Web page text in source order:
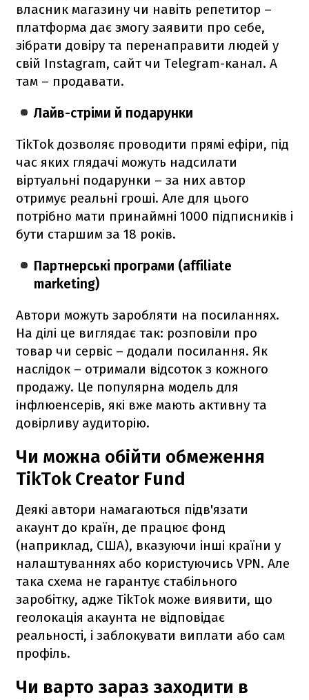
власник магазину чи навіть репетитор –
платформа дає змогу заявити про себе,
зібрати довіру та перенаправити людей у
свій Instagram, сайт чи Telegram-канал. А
там – продавати.
Лайв-стріми й подарунки
TikTok дозволяє проводити прямі ефіри, під
час яких глядачі можуть надсилати
віртуальні подарунки – за них автор
отримує реальні гроші. Але для цього
потрібно мати принаймні 1000 підписників і
бути старшим за 18 років.
Партнерські програми (affiliate
marketing)
Автори можуть заробляти на посиланнях.
На ділі це виглядає так: розповіли про
товар чи сервіс – додали посилання. Як
наслідок – отримали відсоток з кожного
продажу. Це популярна модель для
інфлюенсерів, які вже мають активну та
довірливу аудиторію.
Чи можна обійти обмеження
TikTok Creator Fund
Деякі автори намагаються підв'язати
акаунт до країн, де працює фонд
(наприклад, США), вказуючи інші країни у
налаштуваннях або користуючись VPN. Але
така схема не гарантує стабільного
заробітку, адже TikTok може виявити, що
геолокація акаунта не відповідає
реальності, і заблокувати виплати або сам
профіль.
Чи варто зараз заходити в